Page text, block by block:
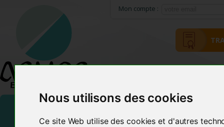
Nous utilisons des cookies
Ce site Web utilise des cookies et d'autres
Mon compte :